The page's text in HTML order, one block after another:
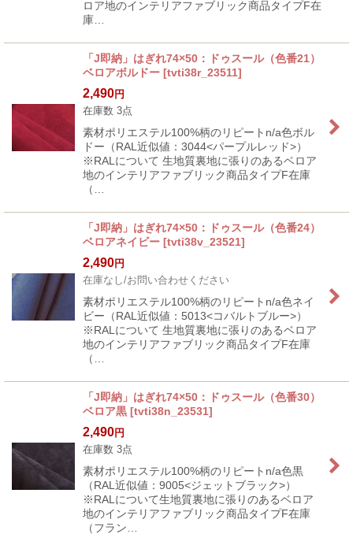
ロア地のインテリアファブリック商品タイプF在
庫…
「J即納」はぎれ74×50：ドゥスール（色番21）
ベロアボルドー [tvti38r_23511]
2,490円
在庫数 3点
素材ポリエステル100%柄のリピートn/a色ボル
ドー（RAL近似値：3044<パープルレッド>）
※RALについて 生地質裏地に張りのあるベロア
地のインテリアファブリック商品タイプF在庫
（…
「J即納」はぎれ74×50：ドゥスール（色番24）
ベロアネイビー [tvti38v_23521]
2,490円
在庫なし/お問い合わせください
素材ポリエステル100%柄のリピートn/a色ネイ
ビー（RAL近似値：5013<コバルトブルー>）
※RALについて 生地質裏地に張りのあるベロア
地のインテリアファブリック商品タイプF在庫
（…
「J即納」はぎれ74×50：ドゥスール（色番30）
ベロア黒 [tvti38n_23531]
2,490円
在庫数 3点
素材ポリエステル100%柄のリピートn/a色黒
（RAL近似値：9005<ジェットブラック>）
※RALについて生地質裏地に張りのあるベロア
地のインテリアファブリック商品タイプF在庫
（フラン…